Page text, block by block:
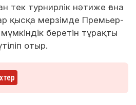
тек турнирлік нәтиже ғана
қысқа мерзімде Премьер-
мүмкіндік беретін тұрақты
отыр.